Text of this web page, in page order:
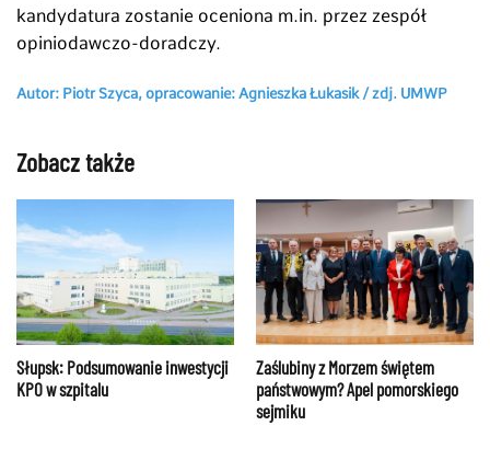
kandydatura zostanie oceniona m.in. przez zespół
opiniodawczo-doradczy.
Autor: Piotr Szyca, opracowanie: Agnieszka Łukasik / zdj. UMWP
Zobacz także
Słupsk: Podsumowanie inwestycji
KPO w szpitalu
Zaślubiny z Morzem świętem
państwowym? Apel pomorskiego
sejmiku